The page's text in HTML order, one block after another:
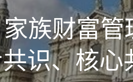
家族财富
识、核心